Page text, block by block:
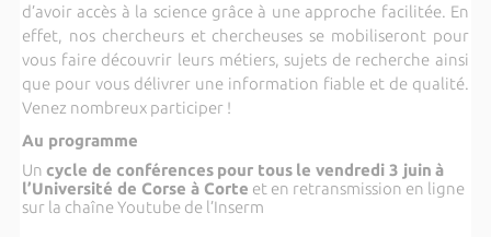
d’avoir accès à la science grâce à une approche facilitée. En
effet, nos chercheurs et chercheuses se mobiliseront pour
vous faire découvrir leurs métiers, sujets de recherche ainsi
que pour vous délivrer une information fiable et de qualité.
Venez nombreux participer !
Au programme
Un cycle de conférences pour tous le vendredi 3 juin à
l’Université de Corse à Corte et en retransmission en ligne
sur la chaîne Youtube de l’Inserm